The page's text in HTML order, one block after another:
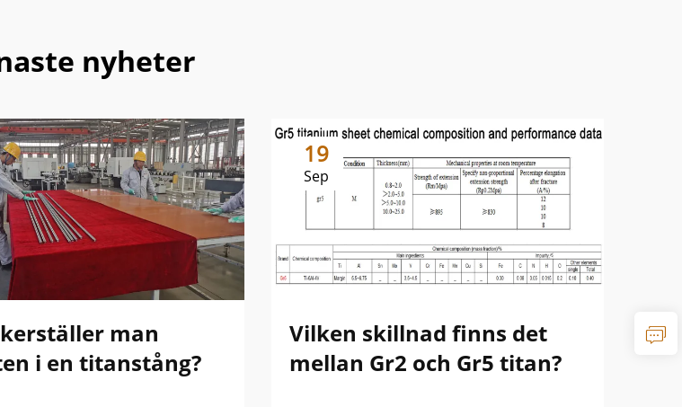
nyheter
man
i en titanstång?
19
Sep
Vilken skillnad finns det
mellan Gr2 och Gr5 titan?